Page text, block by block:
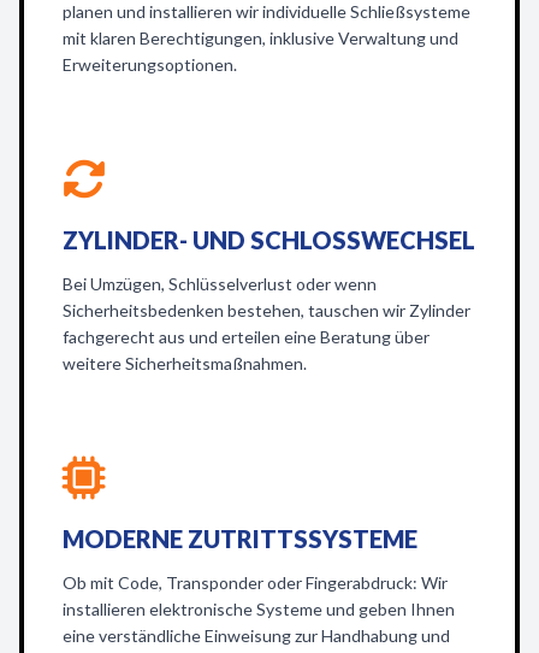
planen und installieren wir individuelle Schließsysteme
mit klaren Berechtigungen, inklusive Verwaltung und
Erweiterungsoptionen.
ZYLINDER- UND SCHLOSSWECHSEL
Bei Umzügen, Schlüsselverlust oder wenn
Sicherheitsbedenken bestehen, tauschen wir Zylinder
fachgerecht aus und erteilen eine Beratung über
weitere Sicherheitsmaßnahmen.
MODERNE ZUTRITTSSYSTEME
Ob mit Code, Transponder oder Fingerabdruck: Wir
installieren elektronische Systeme und geben Ihnen
eine verständliche Einweisung zur Handhabung und